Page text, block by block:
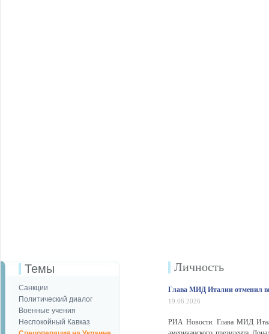
Темы
Санкции
Политический диалог
Военные учения
Неспокойный Кавказ
Личность
Глава МИД Италии отменил
19.06.2026
РИА Новости. Глава МИД